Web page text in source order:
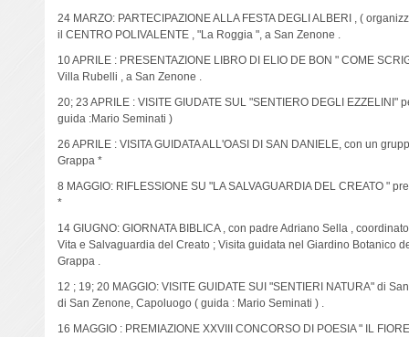
24 MARZO: PARTECIPAZIONE ALLA FESTA DEGLI ALBERI , (
il CENTRO POLIVALENTE , "La Roggia ", a San Zenone .
10 APRILE : PRESENTAZIONE LIBRO DI ELIO DE BON " COME
Villa Rubelli , a San Zenone .
20; 23 APRILE : VISITE GIUDATE SUL "SENTIERO DEGLI
guida :Mario Seminati )
26 APRILE : VISITA GUIDATA ALL'OASI DI SAN DANIELE, con un
Grappa *
8 MAGGIO: RIFLESSIONE SU "LA SALVAGUARDIA DEL CREATO "
*
14 GIUGNO: GIORNATA BIBLICA , con padre Adriano Sella ,
Vita e Salvaguardia del Creato ; Visita guidata nel Giardino Botanico
Grappa .
12 ; 19; 20 MAGGIO: VISITE GUIDATE SUI "SENTIERI NATURA" di
di San Zenone, Capoluogo ( guida : Mario Seminati ) .
16 MAGGIO : PREMIAZIONE XXVIII CONCORSO DI POESIA " IL